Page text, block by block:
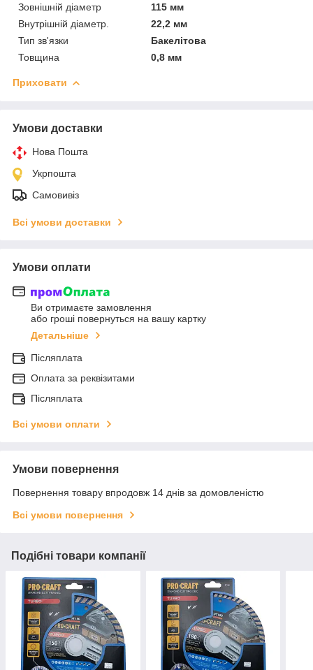
Зовнішній діаметр
115 мм
Внутрішній діаметр.
22,2 мм
Тип зв'язки
Бакелітова
Товщина
0,8 мм
Приховати
Умови доставки
Нова Пошта
Укрпошта
Самовивіз
Всі умови доставки
Умови оплати
Ви отримаєте замовлення
або гроші повернуться на вашу картку
Детальніше
Післяплата
Оплата за реквізитами
Післяплата
Всі умови оплати
Умови повернення
Повернення товару впродовж 14 днів за домовленістю
Всі умови повернення
Подібні товари компанії